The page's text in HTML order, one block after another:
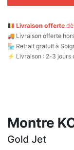
🇧🇪 Livraison offerte
🚚 Livraison offerte
🏪 Retrait gratuit à
⚡ Livraison : 2-3 jours
Montre
Gold Jet